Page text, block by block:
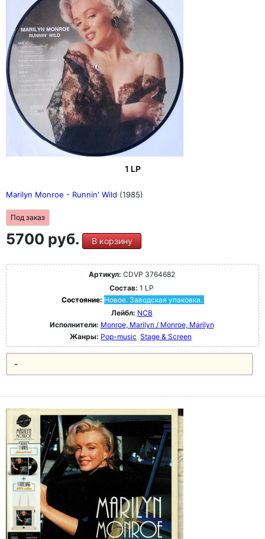
1 LP
Marilyn Monroe - Runnin' Wild (1985)
Под заказ
5700 руб. В корзину
Артикул: CDVP 3764682
Состав: 1 LP
Состояние: Новое. Заводская упаковка.
Лейбл: NCB
Исполнители: Monroe, Marilyn / Monroe, Marilyn
Жанры: Pop-music Stage & Screen
-